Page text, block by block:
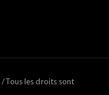
les droits sont